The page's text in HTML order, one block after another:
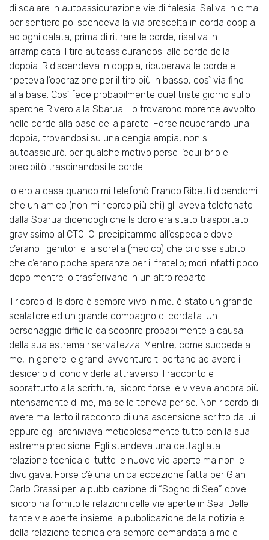
di scalare in autoassicurazione vie di falesia. Saliva in cima
per sentiero poi scendeva la via prescelta in corda doppia;
ad ogni calata, prima di ritirare le corde, risaliva in
arrampicata il tiro autoassicurandosi alle corde della
doppia. Ridiscendeva in doppia, ricuperava le corde e
ripeteva l’operazione per il tiro più in basso, così via fino
alla base. Così fece probabilmente quel triste giorno sullo
sperone Rivero alla Sbarua. Lo trovarono morente avvolto
nelle corde alla base della parete. Forse ricuperando una
doppia, trovandosi su una cengia ampia, non si
autoassicurò; per qualche motivo perse l’equilibrio e
precipitò trascinandosi le corde.
Io ero a casa quando mi telefonò Franco Ribetti dicendomi
che un amico (non mi ricordo più chi) gli aveva telefonato
dalla Sbarua dicendogli che Isidoro era stato trasportato
gravissimo al CTO. Ci precipitammo all’ospedale dove
c’erano i genitori e la sorella (medico) che ci disse subito
che c’erano poche speranze per il fratello; morì infatti poco
dopo mentre lo trasferivano in un altro reparto.
Il ricordo di Isidoro è sempre vivo in me, è stato un grande
scalatore ed un grande compagno di cordata. Un
personaggio difficile da scoprire probabilmente a causa
della sua estrema riservatezza. Mentre, come succede a
me, in genere le grandi avventure ti portano ad avere il
desiderio di condividerle attraverso il racconto e
soprattutto alla scrittura, Isidoro forse le viveva ancora più
intensamente di me, ma se le teneva per se. Non ricordo di
avere mai letto il racconto di una ascensione scritto da lui
eppure egli archiviava meticolosamente tutto con la sua
estrema precisione. Egli stendeva una dettagliata
relazione tecnica di tutte le nuove vie aperte ma non le
divulgava. Forse c’è una unica eccezione fatta per Gian
Carlo Grassi per la pubblicazione di “Sogno di Sea” dove
Isidoro ha fornito le relazioni delle vie aperte in Sea. Delle
tante vie aperte insieme la pubblicazione della notizia e
della relazione tecnica era sempre demandata a me e